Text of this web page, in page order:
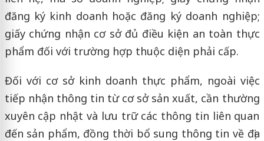
đăng ký kinh doanh hoặc đăng ký doanh nghiệp;
giấy chứng nhận cơ sở đủ điều kiện an toàn thực
phẩm đối với trường hợp thuộc diện phải cấp.
Đối với cơ sở kinh doanh thực phẩm, ngoài việc
tiếp nhận thông tin từ cơ sở sản xuất, cần thường
xuyên cập nhật và lưu trữ các thông tin liên quan
đến sản phẩm, đồng thời bổ sung thông tin về địa